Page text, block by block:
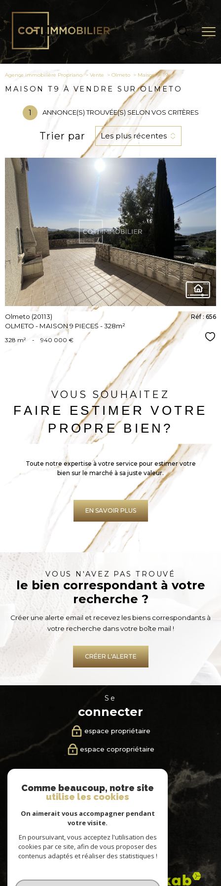
Agence immobilière Propriano Vente Olmeto Maison t9
MAISON T9 À VENDRE SUR OLMETO
1 ANNONCE(S) TROUVÉE(S) SELON VOS CRITÈRES
Trier par Les plus récentes
VOIR LE
BIEN
Olmeto (20113)
OLMETO - MAISON 9 PIECES - 328m²
Réf : 656
328 m² - 940 000 €
VOUS SOUHAITEZ
FAIRE ESTIMER VOTRE
PROPRE BIEN?
Toute notre expertise à votre service pour estimer votre
bien sur le marché à sa juste valeur.
EN SAVOIR PLUS
VOUS N'AVEZ PAS TROUVÉ
le bien correspondant à votre
recherche ?
Créer une alerte email et recevez les biens correspondants à
votre recherche dans votre boîte mail !
CRÉER L'ALERTE
se
connecter
espace propriétaire
espace copropriétaire
suivre
nous
adhérons
Comme beaucoup, notre site
utilise les cookies
On aimerait vous accompagner pendant
votre visite.
En poursuivant, vous acceptez l'utilisation des
cookies par ce site, afin de vous proposer des
contenus adaptés et réaliser des statistiques !